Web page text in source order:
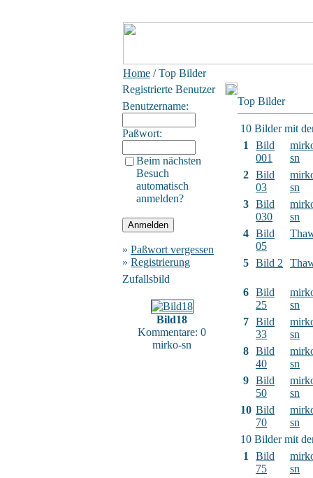
Home / Top Bilder
Registrierte Benutzer
Benutzername:
Paßwort:
Beim nächsten
Besuch
automatisch
anmelden?
» Paßwort vergessen
» Registrierung
Zufallsbild
Bild18
Kommentare: 0
mirko-sn
Top Bilder
10 Bilder mit
1
Bild
001
sn
2 Bild
03
sn
3 Bild
030
sn
4 Bild
05
5 Bild 2
6 Bild
25
sn
7 Bild
33
sn
8 Bild
40
sn
9 Bild
50
sn
10 Bild
70
sn
10 Bilder mit
1
Bild
75
sn